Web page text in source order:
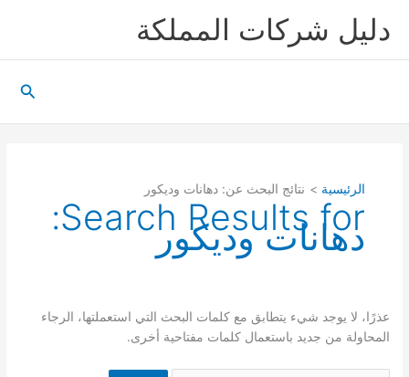
دليل شركات المملكة
الرئيسية نتائج البحث عن: دهانات وديكور
Search Results for:
دهانات وديكور
عذرًا، لا يوجد شيء يتطابق مع كلمات البحث التي استعملتها، الرجاء
المحاولة من جديد باستعمال كلمات مفتاحية أخرى.